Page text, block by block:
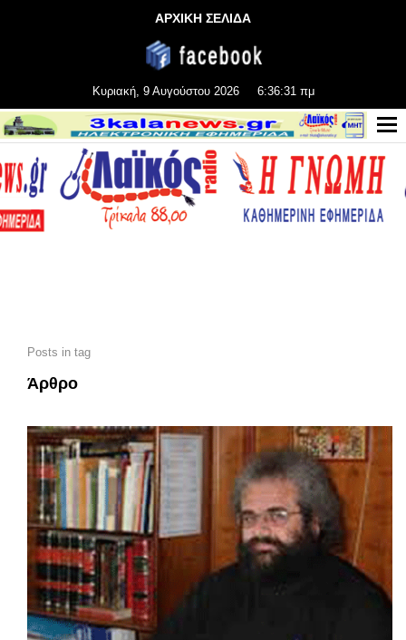
ΑΡΧΙΚΗ ΣΕΛΙΔΑ
Κυριακή, 9 Αυγούστου 2026 6:36:33 πμ
Posts in tag
Άρθρο